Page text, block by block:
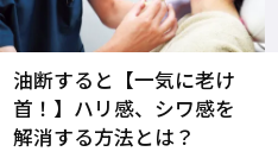
油断すると【一気に老け
首！】ハリ感、シワ感を
解消する方法とは？